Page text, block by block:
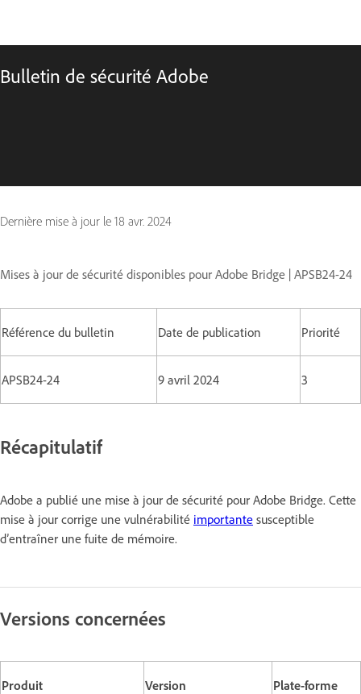
Bulletin de sécurité Adobe
Dernière mise à jour le 18 avr. 2024
Mises à jour de sécurité disponibles pour Adobe Bridge | APSB24-24
Référence du bulletin Date de publication Priorité
APSB24-24 9 avril 2024 3
Récapitulatif
Adobe a publié une mise à jour de sécurité pour Adobe Bridge. Cette
mise à jour corrige une vulnérabilité importante susceptible
d’entraîner une fuite de mémoire.
Versions concernées
Produit Version Plate-forme